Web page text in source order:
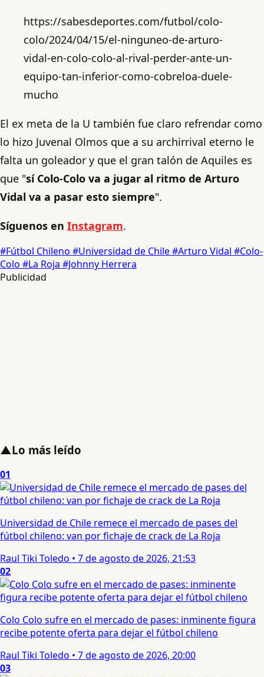
https://sabesdeportes.com/futbol/colo-
colo/2024/04/15/el-ninguneo-de-arturo-
vidal-en-colo-colo-al-rival-perder-ante-un-
equipo-tan-inferior-como-cobreloa-duele-
mucho
El ex meta de la U también fue claro refrendar como
lo hizo Juvenal Olmos que a su archirrival eterno le
falta un goleador y que el gran talón de Aquiles es
que "sí Colo-Colo va a jugar al ritmo de Arturo
Vidal va a pasar esto siempre".
Síguenos en Instagram.
#Fútbol Chileno #Universidad de Chile#Arturo Vidal #Colo-
Colo #La Roja #Johnny Herrera
Publicidad
▲Lo más leído
01
Universidad de Chile remece el mercado de pases del
fútbol chileno: van por fichaje de crack de La Roja
Raul Tiki Toledo • 7 de agosto de 2026, 21:53
02
Colo Colo sufre en el mercado de pases: inminente figura
recibe potente oferta para dejar el fútbol chileno
Raul Tiki Toledo • 7 de agosto de 2026, 20:00
03